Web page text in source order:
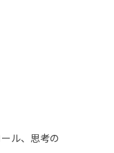
ル、思考の